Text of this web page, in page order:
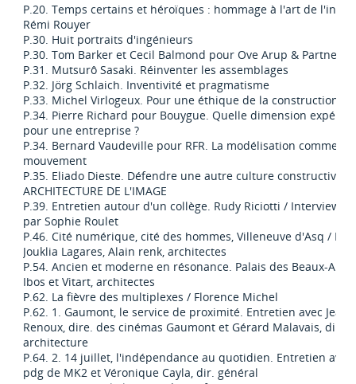
P.20. Temps certains et héroïques : hommage à l'art de
Rémi Rouyer
P.30. Huit portraits d'ingénieurs
P.30. Tom Barker et Cecil Balmond pour Ove Arup & Partners
P.31. Mutsurô Sasaki. Réinventer les assemblages
P.32. Jörg Schlaich. Inventivité et pragmatisme
P.33. Michel Virlogeux. Pour une éthique de la construction
P.34. Pierre Richard pour Bouygue. Quelle dimension
pour une entreprise ?
P.34. Bernard Vaudeville pour RFR. La modélisation comme
mouvement
P.35. Eliado Dieste. Défendre une autre culture constructive
ARCHITECTURE DE L'IMAGE
P.39. Entretien autour d'un collège. Rudy Riciotti / Interview
par Sophie Roulet
P.46. Cité numérique, cité des hommes, Villeneuve d'Asq /
Jouklia Lagares, Alain renk, architectes
P.54. Ancien et moderne en résonance. Palais des Beaux-
Ibos et Vitart, architectes
P.62. La fièvre des multiplexes / Florence Michel
P.62. 1. Gaumont, le service de proximité. Entretien avec Jean-
Renoux, dire. des cinémas Gaumont et Gérard Malavais, dir.
architecture
P.64. 2. 14 juillet, l'indépendance au quotidien. Entretien avec
pdg de MK2 et Véronique Cayla, dir. général